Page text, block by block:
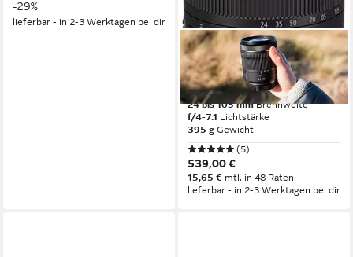
-29%
lieferbar - in 2-3 Werktagen bei dir
CANON
RF 24-105mm F4-7.1 IS STM
Objektiv
24 bis 105 mm Brennweite
f/4-7.1 Lichtstärke
395 g Gewicht
(5)
539,00 €
15,65 € mtl. in 48 Raten
lieferbar - in 2-3 Werktagen bei dir